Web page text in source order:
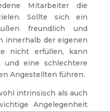
Mitarbeiter die
Sollte sich ein
freundlich und
innerhalb der eigenen
nicht erfüllen, kann
und eine schlechtere
Angestellten führen.
intrinsisch als auch
Angelegenheit